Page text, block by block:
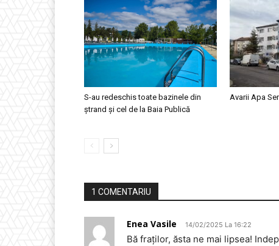
S-au redeschis toate bazinele din
ștrand și cel de la Baia Publică
Avarii Apa
1 COMENTARIU
Enea Vasile 14/02/2025 La 16:22
Bă fraților, ăsta ne mai lipsea!